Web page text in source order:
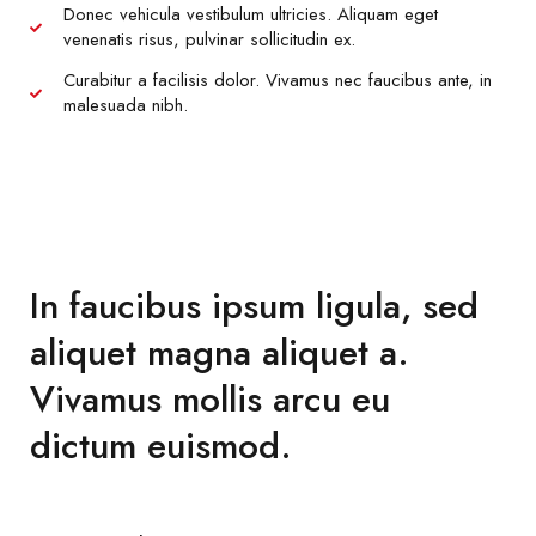
Donec vehicula vestibulum ultricies. Aliquam eget
venenatis risus, pulvinar sollicitudin ex.
Curabitur a facilisis dolor. Vivamus nec faucibus ante, in
malesuada nibh.
In faucibus ipsum ligula, sed
aliquet magna aliquet a.
Vivamus mollis arcu eu
dictum euismod.